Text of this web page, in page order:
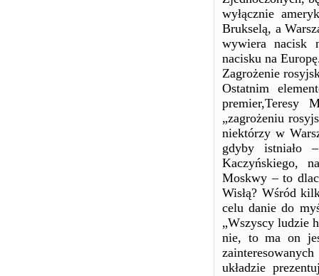
wyłącznie
Brukselą, a
wywiera nacisk
nacisku na
Zagrożenie
Ostatnim
premier,Teresy
„zagrożeniu
niektórzy w
gdyby istniało
Kaczyńskiego,
Moskwy – to
Wisłą? Wśród
celu danie do
„Wszyscy ludzie
nie, to ma on
układzie